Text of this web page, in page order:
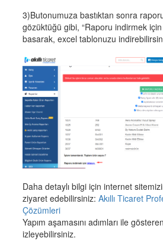
3)Butonumuza bastıktan sonra
gözüktüğü gibi, “Raporu indirmek için
basarak, excel tablonuzu
Daha detaylı bilgi için internet
ziyaret edebilirsiniz: Akıllı Ticaret
Çözümleri
Yapım aşamasını adımları ile
izleyebilirsiniz.